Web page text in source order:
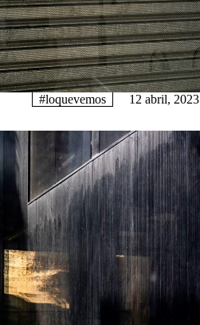
#loquevemos 12 abril, 2023